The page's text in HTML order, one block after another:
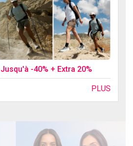
-40% + Extra 20%
PLUS